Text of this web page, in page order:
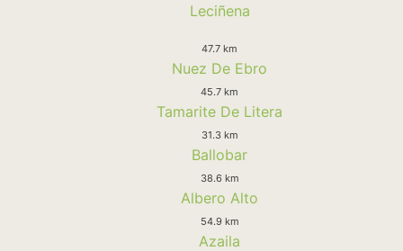
Leciñena
47.7 km
Nuez De Ebro
45.7 km
Tamarite De Litera
31.3 km
Ballobar
38.6 km
Albero Alto
54.9 km
Azaila